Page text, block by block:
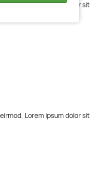
Lorem ipsum dolor sit
Lorem ipsum dolor sit